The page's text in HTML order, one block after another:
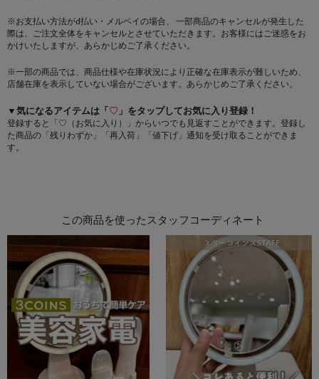
※お支払い方法がd払い・メルペイの場合、 一部商品のキャンセルが発生した
際は、ご注文全体をキャンセルとさせていただきます。お客様にはご迷惑をお
かけいたしますが、あらかじめご了承ください。
※一部の商品では、商品仕様や在庫状況により正確な在庫表示が難しいため、
店舗在庫を表示していない場合がございます。あらかじめご了承ください。
▼気になるアイテムは「♡ 」をタップしてお気に入り登録！
登録すると「♡（お気に入り）」からいつでも見返すことができます。登録し
た商品の「残りわずか」「再入荷」「値下げ」通知を受け取ることができま
す。
この商品を使ったスタッフコーディネート